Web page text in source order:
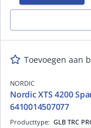
Toevoegen aan
NORDIC
Nordic XTS 4200
6410014507077
Producttype: GLB TRC